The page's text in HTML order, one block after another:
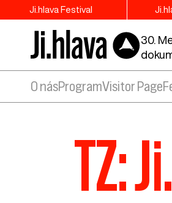
Ji.hlava Festival
30.
O násProgramVisitor Page
TZ: